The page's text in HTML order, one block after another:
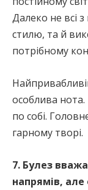
Далеко не всі
стилю, та й
потрібному
особлива
по собі.
гарному творі.
7. Булез
напрямів,